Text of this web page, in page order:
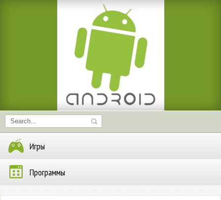
Игры
Программы